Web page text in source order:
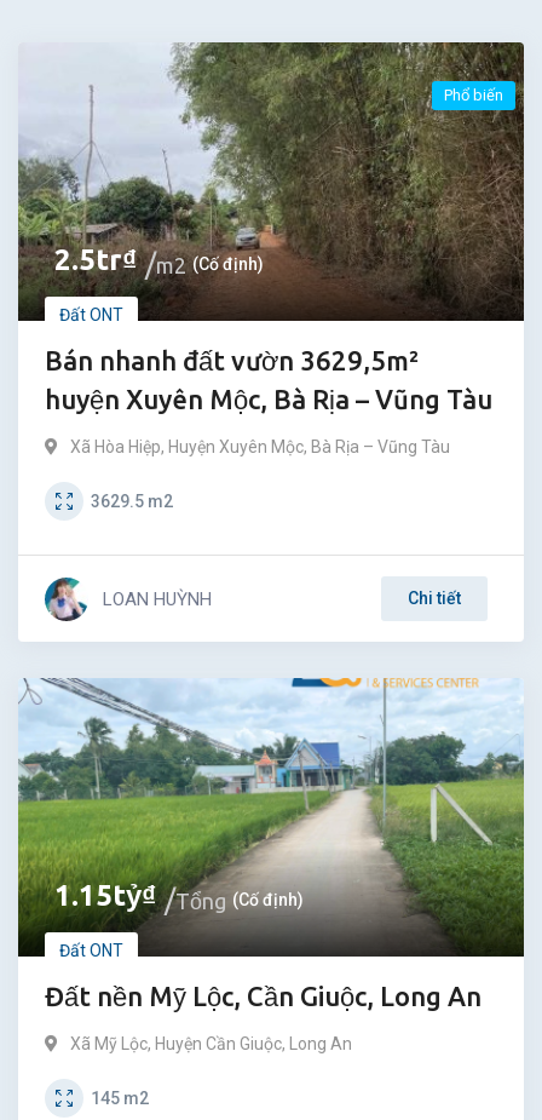
2.5tr₫ m2 (Cố định)
Đất ONT
Bán nhanh đất vườn 3629,5m²
huyện Xuyên Mộc, Bà Rịa – Vũng Tàu
Phổ biến
Xã Hòa Hiệp, Huyện Xuyên Mộc, Bà Rịa – Vũng Tàu
3629.5 m2
LOAN HUỲNH Chi tiết
1.15tỷ₫ Tổng (Cố định)
Đất ONT
Đất nền Mỹ Lộc, Cần Giuộc, Long An
Xã Mỹ Lộc, Huyện Cần Giuộc, Long An
145 m2